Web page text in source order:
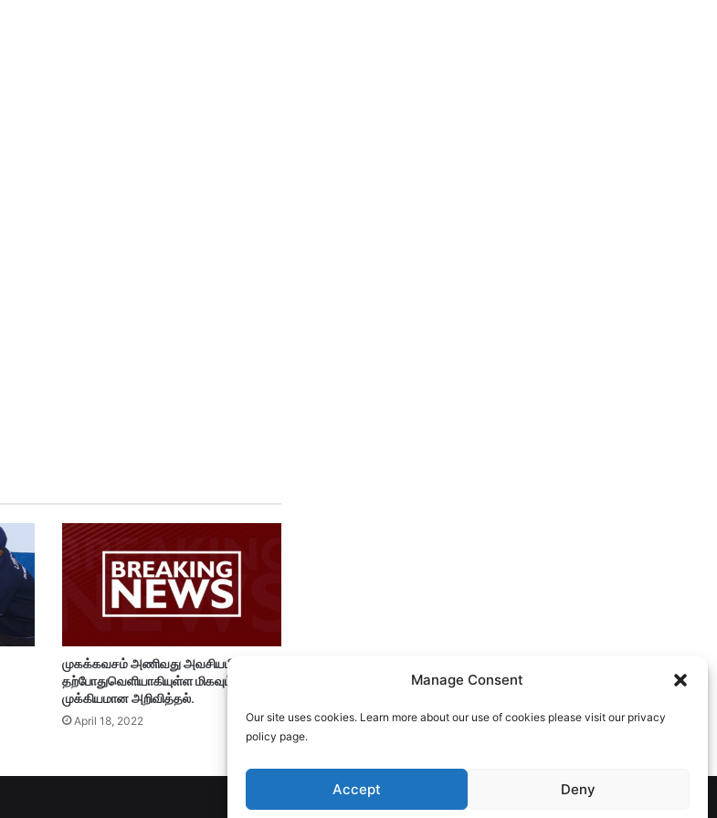
Manage Consent
Our site uses cookies. Learn more about our use of cookies please visit our privacy
policy page.
Accept Deny
முகக்கவசம் அணிவது அவசியமில்ல –
தற்போதுவெளியாகியுள்ள மிகவும்
முக்கியமான அறிவித்தல்.
April 18, 2022